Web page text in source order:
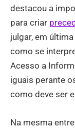
destacou a
para criar
julgar, em
como se
Acesso a
iguais perante
como deve ser
Na mesma